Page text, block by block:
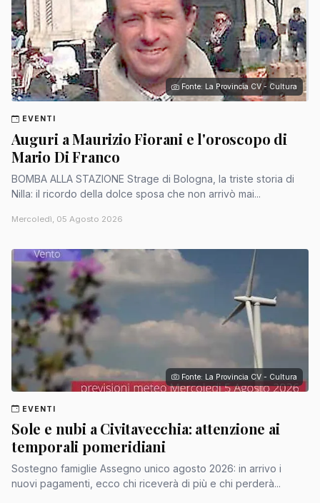
Fonte: La Provincia CV - Cultura
EVENTI
Auguri a Maurizio Fiorani e l'oroscopo di
Mario Di Franco
BOMBA ALLA STAZIONE Strage di Bologna, la triste storia di
Nilla: il ricordo della dolce sposa che non arrivò mai...
Mercoledì, 05 Agosto 2026
Fonte: La Provincia CV - Cultura
EVENTI
Sole e nubi a Civitavecchia: attenzione ai
temporali pomeridiani
Sostegno famiglie Assegno unico agosto 2026: in arrivo i
nuovi pagamenti, ecco chi riceverà di più e chi perderà...